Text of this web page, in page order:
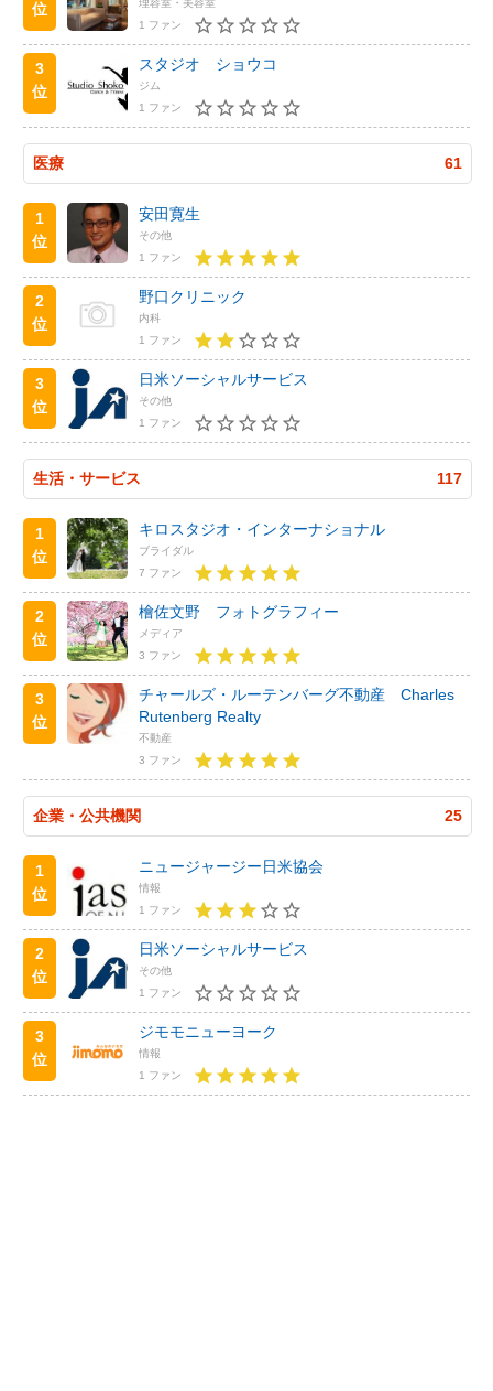
位
1 ファン
3
位
スタジオ ショウコ
ジム
1 ファン
医療 61
1
位
安田寛生
その他
1 ファン
2
位
野口クリニック
内科
1 ファン
3
位
日米ソーシャルサービス
その他
1 ファン
生活・サービス 117
1
位
キロスタジオ・インターナショナル
ブライダル
7 ファン
2
位
檜佐文野 フォトグラフィー
メディア
3 ファン
3
位
チャールズ・ルーテンバーグ不動産 Charles
Rutenberg Realty
不動産
3 ファン
企業・公共機関 25
1
位
ニュージャージー日米協会
情報
1 ファン
2
位
日米ソーシャルサービス
その他
1 ファン
3
位
ジモモニューヨーク
情報
1 ファン